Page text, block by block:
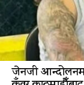
जेनजी